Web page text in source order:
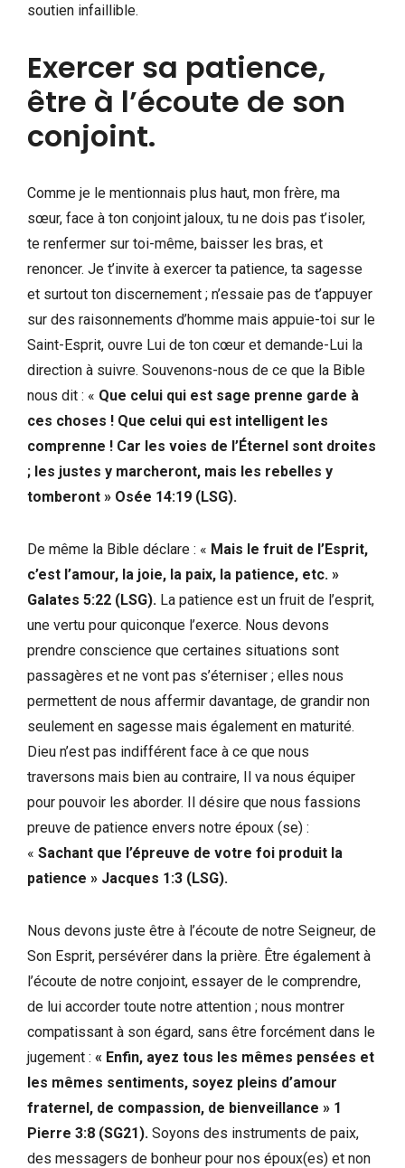
soutien infaillible.
Exercer sa patience,
être à l’écoute de son
conjoint.
Comme je le mentionnais plus haut, mon frère, ma
sœur, face à ton conjoint jaloux, tu ne dois pas t’isoler,
te renfermer sur toi-même, baisser les bras, et
renoncer. Je t’invite à exercer ta patience, ta sagesse
et surtout ton discernement ; n’essaie pas de t’appuyer
sur des raisonnements d’homme mais appuie-toi sur le
Saint-Esprit, ouvre Lui de ton cœur et demande-Lui la
direction à suivre. Souvenons-nous de ce que la Bible
nous dit : « Que celui qui est sage prenne garde à
ces choses ! Que celui qui est intelligent les
comprenne ! Car les voies de l’Éternel sont droites
; les justes y marcheront, mais les rebelles y
tomberont » Osée 14:19 (LSG).
De même la Bible déclare : « Mais le fruit de l’Esprit,
c’est l’amour, la joie, la paix, la patience, etc. »
Galates 5:22 (LSG). La patience est un fruit de l’esprit,
une vertu pour quiconque l’exerce. Nous devons
prendre conscience que certaines situations sont
passagères et ne vont pas s’éterniser ; elles nous
permettent de nous affermir davantage, de grandir non
seulement en sagesse mais également en maturité.
Dieu n’est pas indifférent face à ce que nous
traversons mais bien au contraire, Il va nous équiper
pour pouvoir les aborder. Il désire que nous fassions
preuve de patience envers notre époux (se) :
« Sachant que l’épreuve de votre foi produit la
patience » Jacques 1:3 (LSG).
Nous devons juste être à l’écoute de notre Seigneur, de
Son Esprit, persévérer dans la prière. Être également à
l’écoute de notre conjoint, essayer de le comprendre,
de lui accorder toute notre attention ; nous montrer
compatissant à son égard, sans être forcément dans le
jugement : « Enfin, ayez tous les mêmes pensées et
les mêmes sentiments, soyez pleins d’amour
fraternel, de compassion, de bienveillance » 1
Pierre 3:8 (SG21). Soyons des instruments de paix,
des messagers de bonheur pour nos époux(es) et non